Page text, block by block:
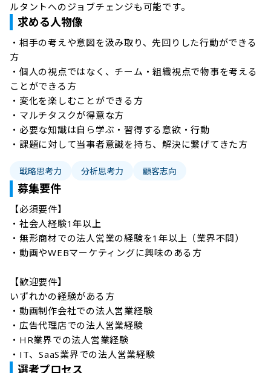
ルタントへのジョブチェンジも可能です。
求める人物像
・相手の考えや意図を汲み取り、先回りした行動ができる
方
・個人の視点ではなく、チーム・組織視点で物事を考える
ことができる方
・変化を楽しむことができる方
・マルチタスクが得意な方
・必要な知識は自ら学ぶ・習得する意欲・行動
戦略思考力 分析思考力 顧客志向
募集要件
【必須要件】
・社会人経験1年以上
・無形商材での法人営業の経験を1年以上（業界不問）
・動画やWEBマーケティングに興味のある方
【歓迎要件】
いずれかの経験がある方
・動画制作会社での法人営業経験
・広告代理店での法人営業経験
・HR業界での法人営業経験
・IT、SaaS業界での法人営業経験
選考プロセス